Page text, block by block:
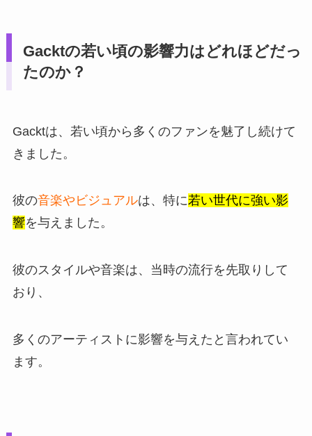
Gacktの若い頃の影響力はどれほどだっ
たのか？
Gacktは、若い頃から多くのファンを魅了し続けて
きました。
彼の音楽やビジュアルは、特に若い世代に強い影
響を与えました。
彼のスタイルや音楽は、当時の流行を先取りして
おり、
多くのアーティストに影響を与えたと言われてい
ます。